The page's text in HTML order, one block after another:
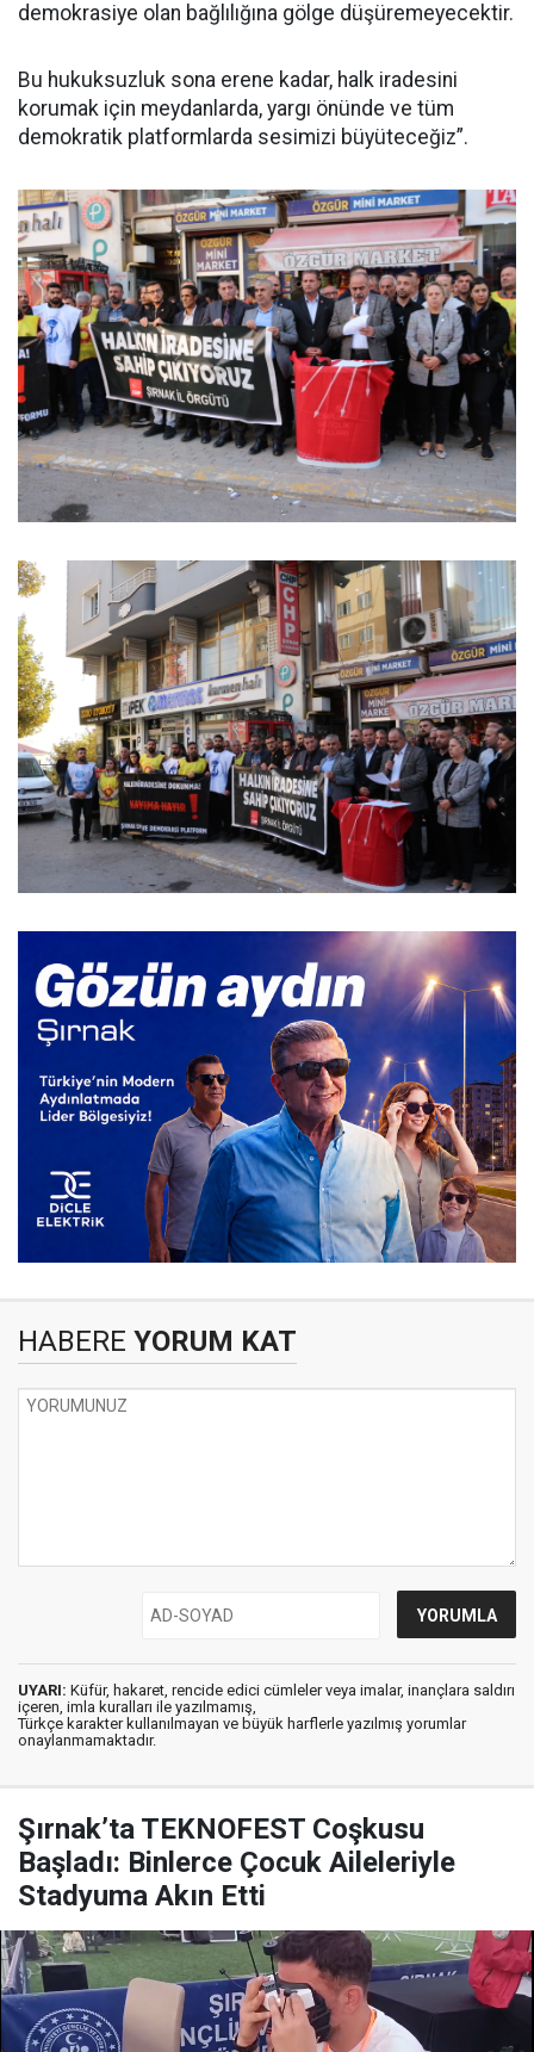
demokrasiye olan bağlılığına gölge düşüremeyecektir.
Bu hukuksuzluk sona erene kadar, halk iradesini
korumak için meydanlarda, yargı önünde ve tüm
demokratik platformlarda sesimizi büyüteceğiz”.
HABERE YORUM KAT
UYARI: Küfür, hakaret, rencide edici cümleler veya imalar, inançlara saldırı
içeren, imla kuralları ile yazılmamış,
Türkçe karakter kullanılmayan ve büyük harflerle yazılmış yorumlar
onaylanmamaktadır.
Şırnak’ta TEKNOFEST Coşkusu
Başladı: Binlerce Çocuk Aileleriyle
Stadyuma Akın Etti